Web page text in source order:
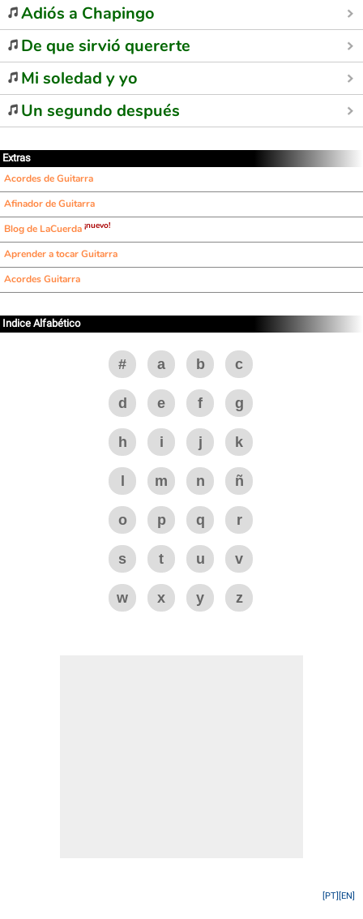
Adiós a Chapingo
De que sirvió quererte
Mi soledad y yo
Un segundo después
Extras
Acordes de Guitarra
Afinador de Guitarra
Blog de LaCuerda ¡nuevo!
Aprender a tocar Guitarra
Acordes Guitarra
Indice Alfabético
# a b c
d e f g
h i j k
m n ñ
o p q r
s t u v
w x y z
[EN]
[PT]